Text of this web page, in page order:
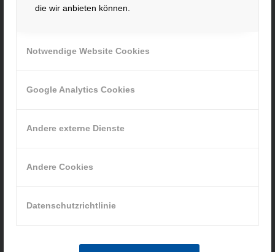
die wir anbieten können.
Notwendige Website Cookies
Google Analytics Cookies
Andere externe Dienste
Andere Cookies
Datenschutzrichtlinie
» Cookie-Einstellungen
Impressum
Hinweisgebersystem